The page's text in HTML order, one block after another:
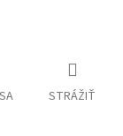
STRÁŽIŤ